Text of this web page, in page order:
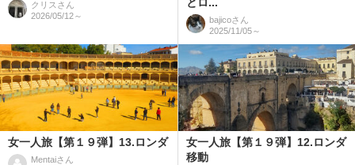
クリス さん
2026/05/12～
bajicoさん
2025/11/05～
女一人旅【第１９弾】13.ロンダ
Mentaiさん
女一人旅【第１９弾】12.ロンダ
移動